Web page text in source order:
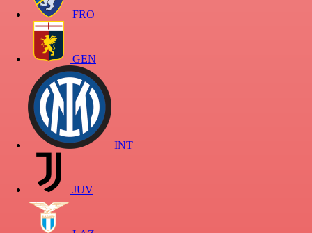
FRO
GEN
INT
JUV